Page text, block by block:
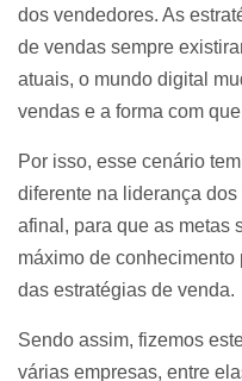
dos vendedores. As
de vendas sempre
atuais, o mundo digital
vendas e a forma com
Por isso, esse cenário
diferente na liderança
afinal, para que as metas
máximo de
das estratégias de venda.
Sendo assim, fizemos
várias empresas, entre